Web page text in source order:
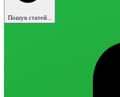
Пошук статей...